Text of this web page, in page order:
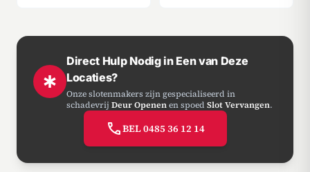
emergency
Direct Hulp Nodig in Een van Deze
Locaties?
Onze slotenmakers zijn gespecialiseerd in
schadevrij Deur Openenen spoed Slot Vervangen.
callBEL 0485 36 12 14